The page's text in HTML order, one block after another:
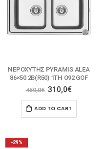
ΝΕΡΟΧΥΤΗΣ PYRAMIS ALEA
86×50 2B(R50) 1TH O92 GOF
450,0€ 310,0€
ADD TO CART
-29%